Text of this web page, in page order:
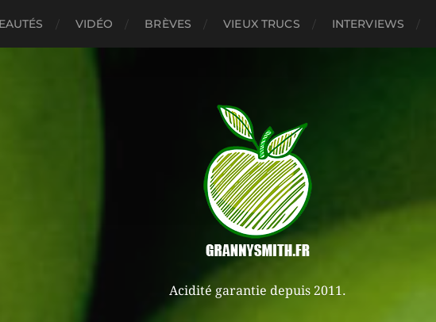
VIDÉO BRÈVES VIEUX TRUCS INTERVIEWS
Acidité garantie depuis 2011.